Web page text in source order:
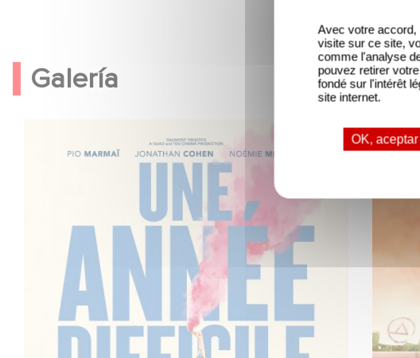
Galería
Avec votre accord,
visite sur ce site,
comme l'analyse
pouvez retirer
fondé sur l'intérêt
site internet.
OK,